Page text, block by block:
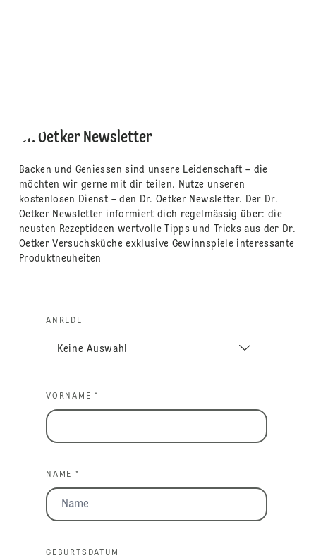
Dr. Oetker Newsletter
Backen und Geniessen sind unsere Leidenschaft – die
möchten wir gerne mit dir teilen. Nutze unseren
kostenlosen Dienst – den Dr. Oetker Newsletter. Der Dr.
Oetker Newsletter informiert dich regelmässig über: die
neusten Rezeptideen wertvolle Tipps und Tricks aus der Dr.
Oetker Versuchsküche exklusive Gewinnspiele interessante
Produktneuheiten
ANREDE
VORNAME *
NAME *
GEBURTSDATUM